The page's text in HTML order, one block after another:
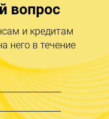
вопрос
и кредитам
него в течение